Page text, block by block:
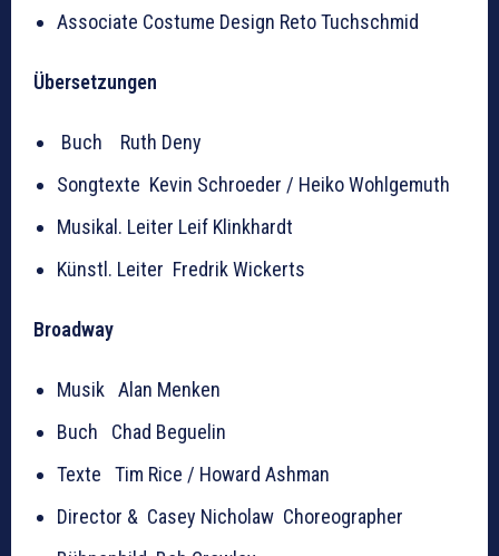
Associate Costume Design Reto Tuchschmid
Übersetzungen
Buch Ruth Deny
Songtexte Kevin Schroeder / Heiko Wohlgemuth
Musikal. Leiter Leif Klinkhardt
Künstl. Leiter Fredrik Wickerts
Broadway
Musik Alan Menken
Buch Chad Beguelin
Texte Tim Rice / Howard Ashman
Director & Casey Nicholaw Choreographer